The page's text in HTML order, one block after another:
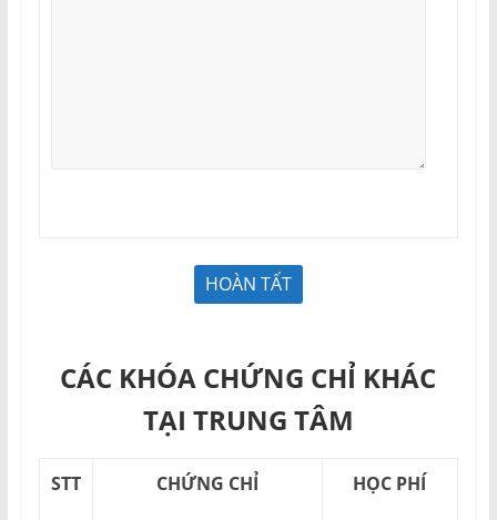
CÁC KHÓA CHỨNG CHỈ KHÁC
TẠI TRUNG TÂM
STT CHỨNG CHỈ HỌC PHÍ